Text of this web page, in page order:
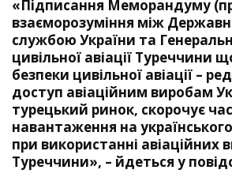
«Підписання Меморандуму
взаєморозуміння між
службою України та
цивільної авіації Туреччини
безпеки цивільної авіації –
доступ авіаційним виробам
турецький ринок, скорочує
навантаження на
при використанні авіаційних
Туреччини», – йдеться у